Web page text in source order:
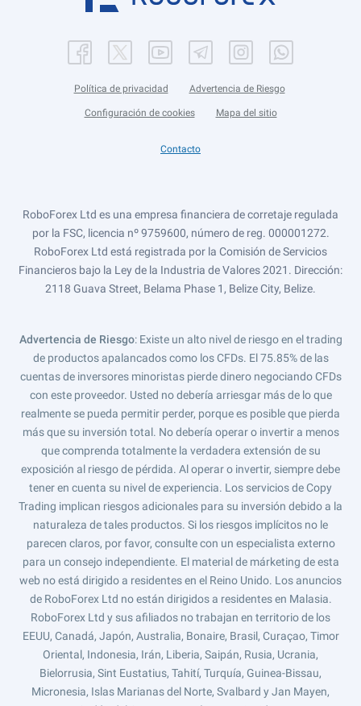
Política de privacidad Advertencia de Riesgo
Configuración de cookies Mapa del sitio
Contacto
RoboForex Ltd es una empresa financiera de corretaje regulada
por la FSC, licencia nº 9759600, número de reg. 000001272.
RoboForex Ltd está registrada por la Comisión de Servicios
Financieros bajo la Ley de la Industria de Valores 2021. Dirección:
2118 Guava Street, Belama Phase 1, Belize City, Belize.
Advertencia de Riesgo: Existe un alto nivel de riesgo en el trading
de productos apalancados como los CFDs. El 75.85% de las
cuentas de inversores minoristas pierde dinero negociando CFDs
con este proveedor. Usted no debería arriesgar más de lo que
realmente se pueda permitir perder, porque es posible que pierda
más que su inversión total. No debería operar o invertir a menos
que comprenda totalmente la verdadera extensión de su
exposición al riesgo de pérdida. Al operar o invertir, siempre debe
tener en cuenta su nivel de experiencia. Los servicios de Copy
Trading implican riesgos adicionales para su inversión debido a la
naturaleza de tales productos. Si los riesgos implícitos no le
parecen claros, por favor, consulte con un especialista externo
para un consejo independiente. El material de márketing de esta
web no está dirigido a residentes en el Reino Unido. Los anuncios
de RoboForex Ltd no están dirigidos a residentes en Malasia.
RoboForex Ltd y sus afiliados no trabajan en territorio de los
EEUU, Canadá, Japón, Australia, Bonaire, Brasil, Curaçao, Timor
Oriental, Indonesia, Irán, Liberia, Saipán, Rusia, Ucrania,
Bielorrusia, Sint Eustatius, Tahití, Turquía, Guinea-Bissau,
Micronesia, Islas Marianas del Norte, Svalbard y Jan Mayen,